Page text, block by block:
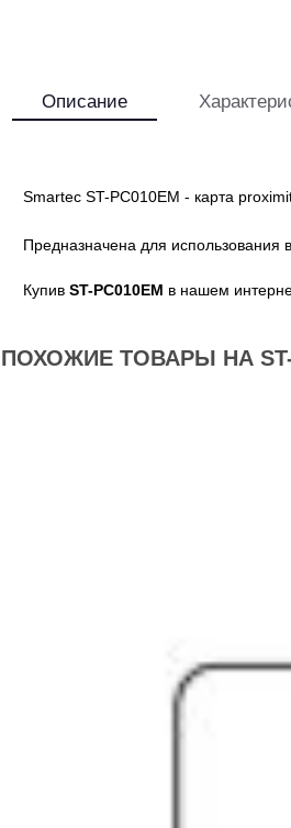
Описание
Smartec ST-PC010EM - карта
Предназначена для использования
Купив ST-PC010EM в нашем
ПОХОЖИЕ ТОВАРЫ НА ST-